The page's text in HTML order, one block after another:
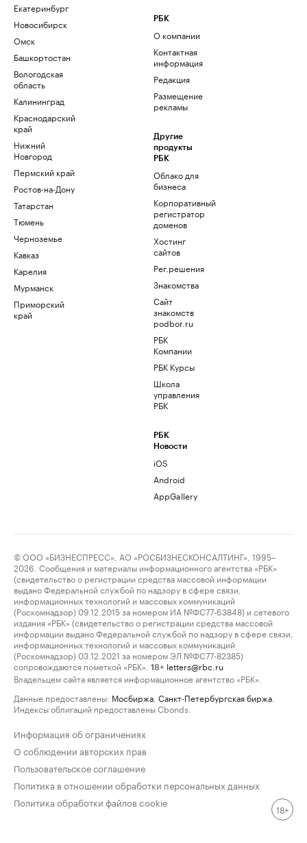
Екатеринбург
Новосибирск
Омск
Башкортостан
Вологодская
область
Калининград
Краснодарский
край
Нижний
Новгород
Пермский край
Ростов-на-Дону
Татарстан
Тюмень
Черноземье
Кавказ
Карелия
Мурманск
Приморский
край
РБК
О компании
Контактная
информация
Редакция
Размещение
рекламы
Другие
продукты
РБК
Облако для
бизнеса
Корпоративный
регистратор
доменов
Хостинг
сайтов
Рег.решения
Знакомства
Сайт
знакомств
podbor.ru
РБК
Компании
РБК Курсы
Школа
управления
РБК
РБК
Новости
iOS
Android
AppGallery
© ООО «БИЗНЕСПРЕСС», АО «РОСБИЗНЕСКОНСАЛТИНГ», 1995–
2026. Сообщения и материалы информационного агентства «РБК»
(свидетельство о регистрации средства массовой информации
выдано Федеральной службой по надзору в сфере связи,
информационных технологий и массовых коммуникаций
(Роскомнадзор) 09.12.2015 за номером ИА №ФС77-63848) и сетевого
издания «РБК» (свидетельство о регистрации средства массовой
информации выдано Федеральной службой по надзору в сфере связи,
информационных технологий и массовых коммуникаций
(Роскомнадзор) 03.12.2021 за номером ЭЛ №ФС77-82385)
сопровождаются пометкой «РБК».
18+ letters@rbc.ru
Владельцем сайта является информационное агентство «РБК».
Данные предоставлены: Мосбиржа Санкт-Петербургская биржа
Индексы облигаций предоставлены Cbonds.
Информация об ограничениях
О соблюдении авторских прав
Пользовательское соглашение
Политика в отношении обработки персональных данных
Политика обработки файлов cookie
18+